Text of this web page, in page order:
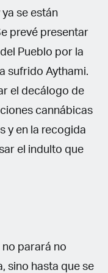
ya se están
prevé presentar
Pueblo por la
sufrido Aythami.
el decálogo de
cannábicas
y en la recogida
el indulto que
no parará no
sino hasta que se